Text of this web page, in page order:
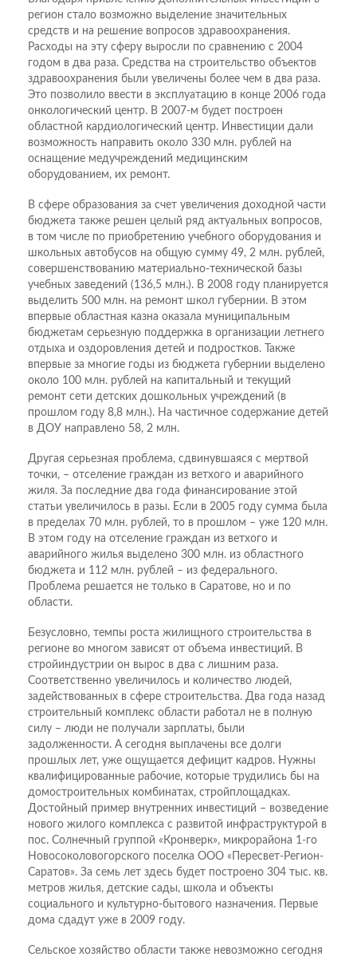
регион стало возможно выделение значительных
средств и на решение вопросов здравоохранения.
Расходы на эту сферу выросли по сравнению с 2004
годом в два раза. Средства на строительство объектов
здравоохранения были увеличены более чем в два раза.
Это позволило ввести в эксплуатацию в конце 2006 года
онкологический центр. В 2007-м будет построен
областной кардиологический центр. Инвестиции дали
возможность направить около 330 млн. рублей на
оснащение медучреждений медицинским
оборудованием, их ремонт.
В сфере образования за счет увеличения доходной части
бюджета также решен целый ряд актуальных вопросов,
в том числе по приобретению учебного оборудования и
школьных автобусов на общую сумму 49, 2 млн. рублей,
совершенствованию материально-технической базы
учебных заведений (136,5 млн.). В 2008 году планируется
выделить 500 млн. на ремонт школ губернии. В этом
впервые областная казна оказала муниципальным
бюджетам серьезную поддержка в организации летнего
отдыха и оздоровления детей и подростков. Также
впервые за многие годы из бюджета губернии выделено
около 100 млн. рублей на капитальный и текущий
ремонт сети детских дошкольных учреждений (в
прошлом году 8,8 млн.). На частичное содержание детей
в ДОУ направлено 58, 2 млн.
Другая серьезная проблема, сдвинувшаяся с мертвой
точки, – отселение граждан из ветхого и аварийного
жиля. За последние два года финансирование этой
статьи увеличилось в разы. Если в 2005 году сумма была
в пределах 70 млн. рублей, то в прошлом – уже 120 млн.
В этом году на отселение граждан из ветхого и
аварийного жилья выделено 300 млн. из областного
бюджета и 112 млн. рублей – из федерального.
Проблема решается не только в Саратове, но и по
области.
Безусловно, темпы роста жилищного строительства в
регионе во многом зависят от объема инвестиций. В
стройиндустрии он вырос в два с лишним раза.
Соответственно увеличилось и количество людей,
задействованных в сфере строительства. Два года назад
строительный комплекс области работал не в полную
силу – люди не получали зарплаты, были
задолженности. А сегодня выплачены все долги
прошлых лет, уже ощущается дефицит кадров. Нужны
квалифицированные рабочие, которые трудились бы на
домостроительных комбинатах, стройплощадках.
Достойный пример внутренних инвестиций – возведение
нового жилого комплекса с развитой инфраструктурой в
пос. Солнечный группой «Кронверк», микрорайона 1-го
Новосоколовогорского поселка ООО «Пересвет-Регион-
Саратов». За семь лет здесь будет построено 304 тыс. кв.
метров жилья, детские сады, школа и объекты
социального и культурно-бытового назначения. Первые
дома сдадут уже в 2009 году.
Сельское хозяйство области также невозможно сегодня